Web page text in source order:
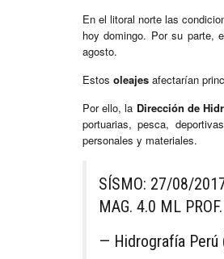
En el litoral norte las
hoy domingo. Por su parte,
agosto.
Estos oleajes afectarían
Por ello, la Dirección de
portuarias, pesca,
personales y materiales.
SÍSMO: 27/08/
MAG. 4.0 ML
— Hidrografía Perú